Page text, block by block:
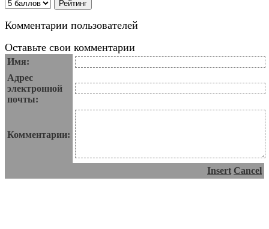
Комментарии пользователей
Оставьте свои комментарии
Имя:
Адрес
электронной
почты:
Комментарии:
Insert Cancel